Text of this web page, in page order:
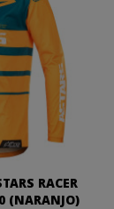
RACER
(NARANJO)